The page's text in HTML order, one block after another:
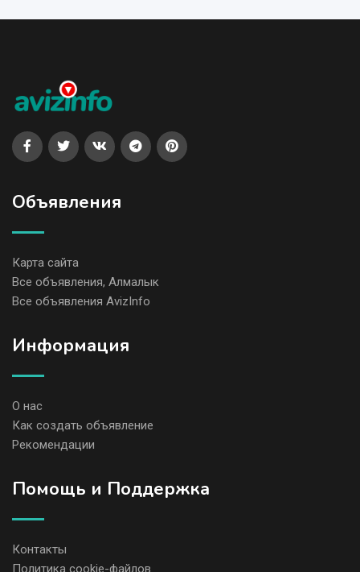
Объявления
Карта сайта
Все объявления, Алмалык
Все объявления AvizInfo
Информация
О нас
Как создать объявление
Рекомендации
Помощь и Поддержка
Контакты
Политика cookie-файлов